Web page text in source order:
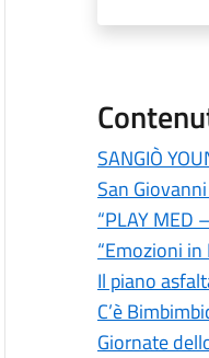
SANGIÒ
San
“PLAY MED
“Emozioni
Il piano
C’è
Giornate